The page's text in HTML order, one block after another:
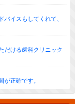
イスもしてくれて、
だける歯科クリニック
正確です。